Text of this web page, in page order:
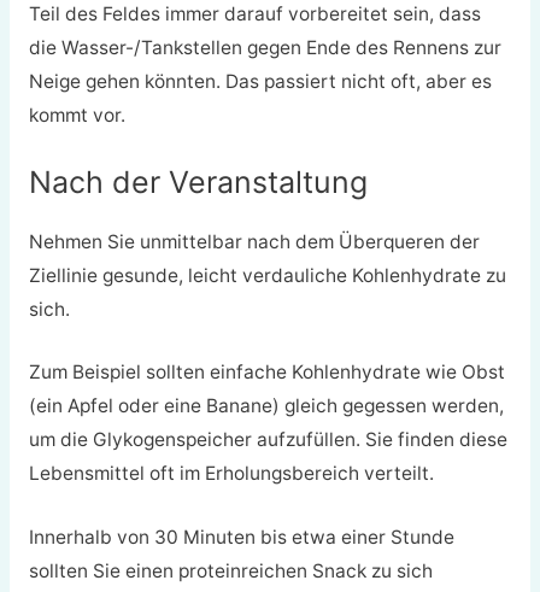
Teil des Feldes immer darauf vorbereitet sein, dass
die Wasser-/Tankstellen gegen Ende des Rennens zur
Neige gehen könnten. Das passiert nicht oft, aber es
kommt vor.
Nach der Veranstaltung
Nehmen Sie unmittelbar nach dem Überqueren der
Ziellinie gesunde, leicht verdauliche Kohlenhydrate zu
sich.
Zum Beispiel sollten einfache Kohlenhydrate wie Obst
(ein Apfel oder eine Banane) gleich gegessen werden,
um die Glykogenspeicher aufzufüllen. Sie finden diese
Lebensmittel oft im Erholungsbereich verteilt.
Innerhalb von 30 Minuten bis etwa einer Stunde
sollten Sie einen proteinreichen Snack zu sich